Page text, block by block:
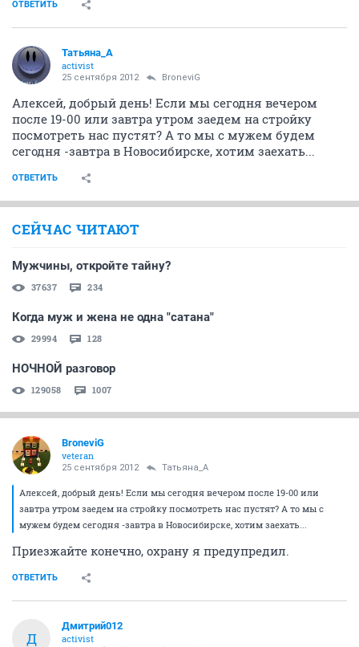
ОТВЕТИТЬ
Татьяна_А
activist
25 сентября 2012 BroneviG
Алексей, добрый день! Если мы сегодня вечером
после 19-00 или завтра утром заедем на стройку
посмотреть нас пустят? А то мы с мужем будем
сегодня -завтра в Новосибирске, хотим заехать...
ОТВЕТИТЬ
СЕЙЧАС ЧИТАЮТ
Мужчины, откройте тайну?
37637 234
Когда муж и жена не одна "сатана"
29994 128
НОЧНОЙ разговор
129058 1007
BroneviG
veteran
25 сентября 2012 Татьяна_А
Алексей, добрый день! Если мы сегодня вечером после 19-00 или
завтра утром заедем на стройку посмотреть нас пустят? А то мы с
мужем будем сегодня -завтра в Новосибирске, хотим заехать...
Приезжайте конечно, охрану я предупредил.
ОТВЕТИТЬ
Д
Дмитрий012
activist